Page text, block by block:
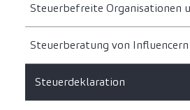
Steuerbefreite Organisationen
Steuerberatung von Influencern
Steuerdeklaration